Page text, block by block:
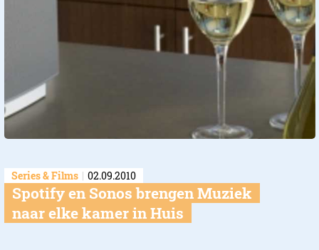
Series & Films 02.09.2010
Spotify en Sonos brengen Muziek
naar elke kamer in Huis